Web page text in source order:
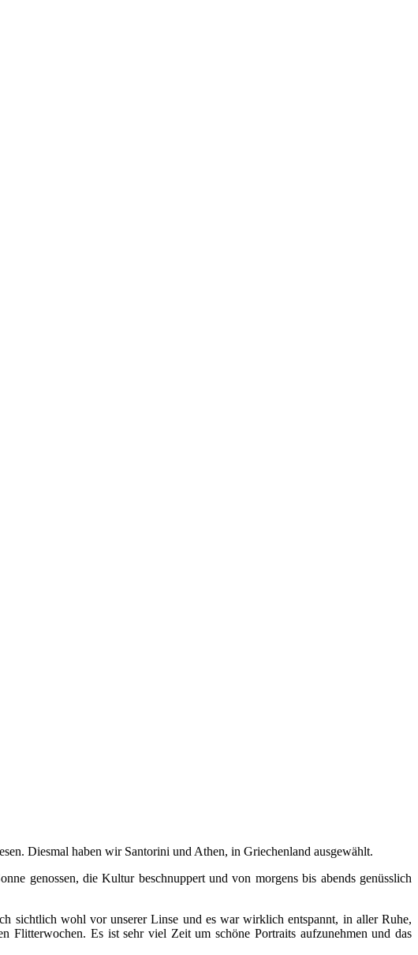
Diesmal haben wir Santorini und Athen, in Griechenland ausgewählt.
genossen, die Kultur beschnuppert und von morgens bis abends genüsslich
sichtlich wohl vor unserer Linse und es war wirklich entspannt, in aller Ruhe,
Flitterwochen. Es ist sehr viel Zeit um schöne Portraits aufzunehmen und das